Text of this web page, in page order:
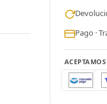
Pago ·
ACEPTAMOS